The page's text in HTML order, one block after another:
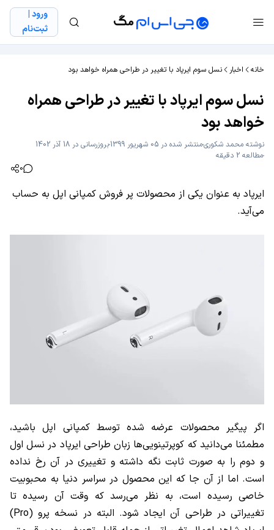
ورود |
ثبت‌نام
خانه اخبار نسل سوم ایرپاد با تغییر در طراحی همراه خواهد بود
نسل سوم ایرپاد با تغییر در طراحی همراه
خواهد بود
نوشته محمد شکوریمنتشر شده در 05 شهریور 1399
بروزرسانی در 18 آذر 1402
مطالعه 2 دقیقه
0
ایرپاد به عنوان یکی از محصولات پر فروش کمپانی اپل به حساب
می‌آید.
اگر پیگیر محصولات عرضه شده توسط کمپانی اپل باشید،
مطمئنا می‌دانید که کوپرتینویی‌ها زبان طراحی ایرپاد در نسل اول
و دوم را به صورت ثابت نگه داشته و تغییری در آن رخ نداده
است. اما از آن جا که این محصول در سراسر دنیا به محبوبیت
خاصی رسیده است، به نظر می‌رسد که وقت آن رسیده تا
تغییراتی در طراحی آن ایجاد شود. البته در نسخه پرو (Pro
)